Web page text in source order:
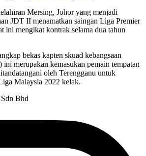
Mersing, Johor yang menjadi
JDT II menamatkan saingan Liga Premier
ini mengikat kontrak selama dua tahun
bekas kapten skuad kebangsaan
merupakan kemasukan pemain tempatan
oleh Terengganu untuk
Malaysia 2022 kelak.
Bhd